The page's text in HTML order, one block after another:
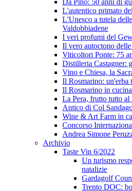
Da Pino: 50 anni di
L'autentico primato
L'Unesco a tutela
Valdobbiadene
I veri profumi del
Il vero autoctono
Viticoltori Ponte: 75
Distilleria Castagner:
Vino e Chiesa, la
Il Rosmarino: un'erba
Il Rosmarino in cucina
La Pera, frutto tutto
Antico di Col
Wine & Art Farm in
Concorso
Andrea Simone
Archivio
Taste Vin 6/2022
Un turismo
natalizie
Gardagolf
Trento DOC: